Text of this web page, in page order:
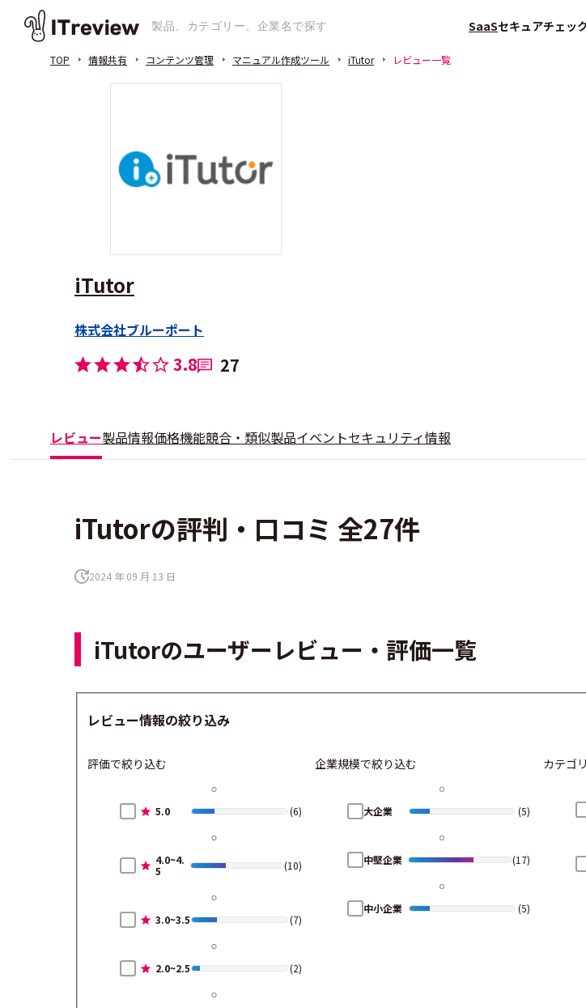
SaaSセキュアチェッ
TOP 情報共有 コンテンツ管理 マニュアル作成ツール iTutor レビュー一覧
iTutor
株式会社ブルーポート
3.8 27
レビュー製品情報価格機能競合・類似製品イベントセキュリティ情報
iTutorの評判・口コミ 全27件
2024 年 09 月 13 日
iTutorのユーザーレビュー・評価一覧
レビュー情報の絞り込み
評価で絞り込む
5.0 (6)
4.0~4.
5
(10)
3.0~3.5 (7)
2.0~2.5 (2)
企業規模で絞り込む
大企業 (5)
中堅企業 (17)
中小企業 (5)
カテゴ